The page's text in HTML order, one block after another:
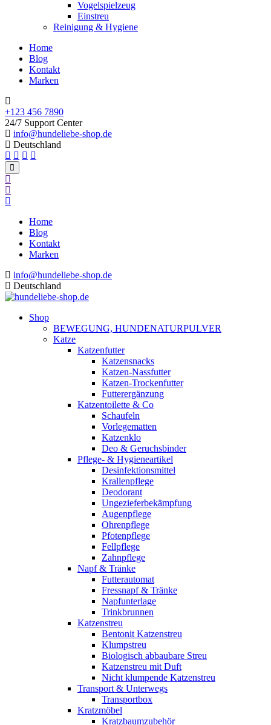
Vogelspielzeug
Einstreu
Reinigung & Hygiene
Home
Blog
Kontakt
Marken
+123 456 7890
24/7 Support Center
info@hundeliebe-shop.de
Deutschland
Home
Blog
Kontakt
Marken
info@hundeliebe-shop.de
Deutschland
Shop
BEWEGUNG, HUNDENATURPULVER
Katze
Katzenfutter
Katzensnacks
Katzen-Nassfutter
Katzen-Trockenfutter
Futterergänzung
Katzentoilette & Co
Schaufeln
Vorlegematten
Katzenklo
Deo & Geruchsbinder
Pflege- & Hygieneartikel
Desinfektionsmittel
Krallenpflege
Deodorant
Ungezieferbekämpfung
Augenpflege
Ohrenpflege
Pfotenpflege
Fellpflege
Zahnpflege
Napf & Tränke
Futterautomat
Fressnapf & Tränke
Napfunterlage
Trinkbrunnen
Katzenstreu
Bentonit Katzenstreu
Klumpstreu
Biologisch abbaubare Streu
Katzenstreu mit Duft
Nicht klumpende Katzenstreu
Transport & Unterwegs
Transportbox
Kratzmöbel
Kratzbaumzubehör